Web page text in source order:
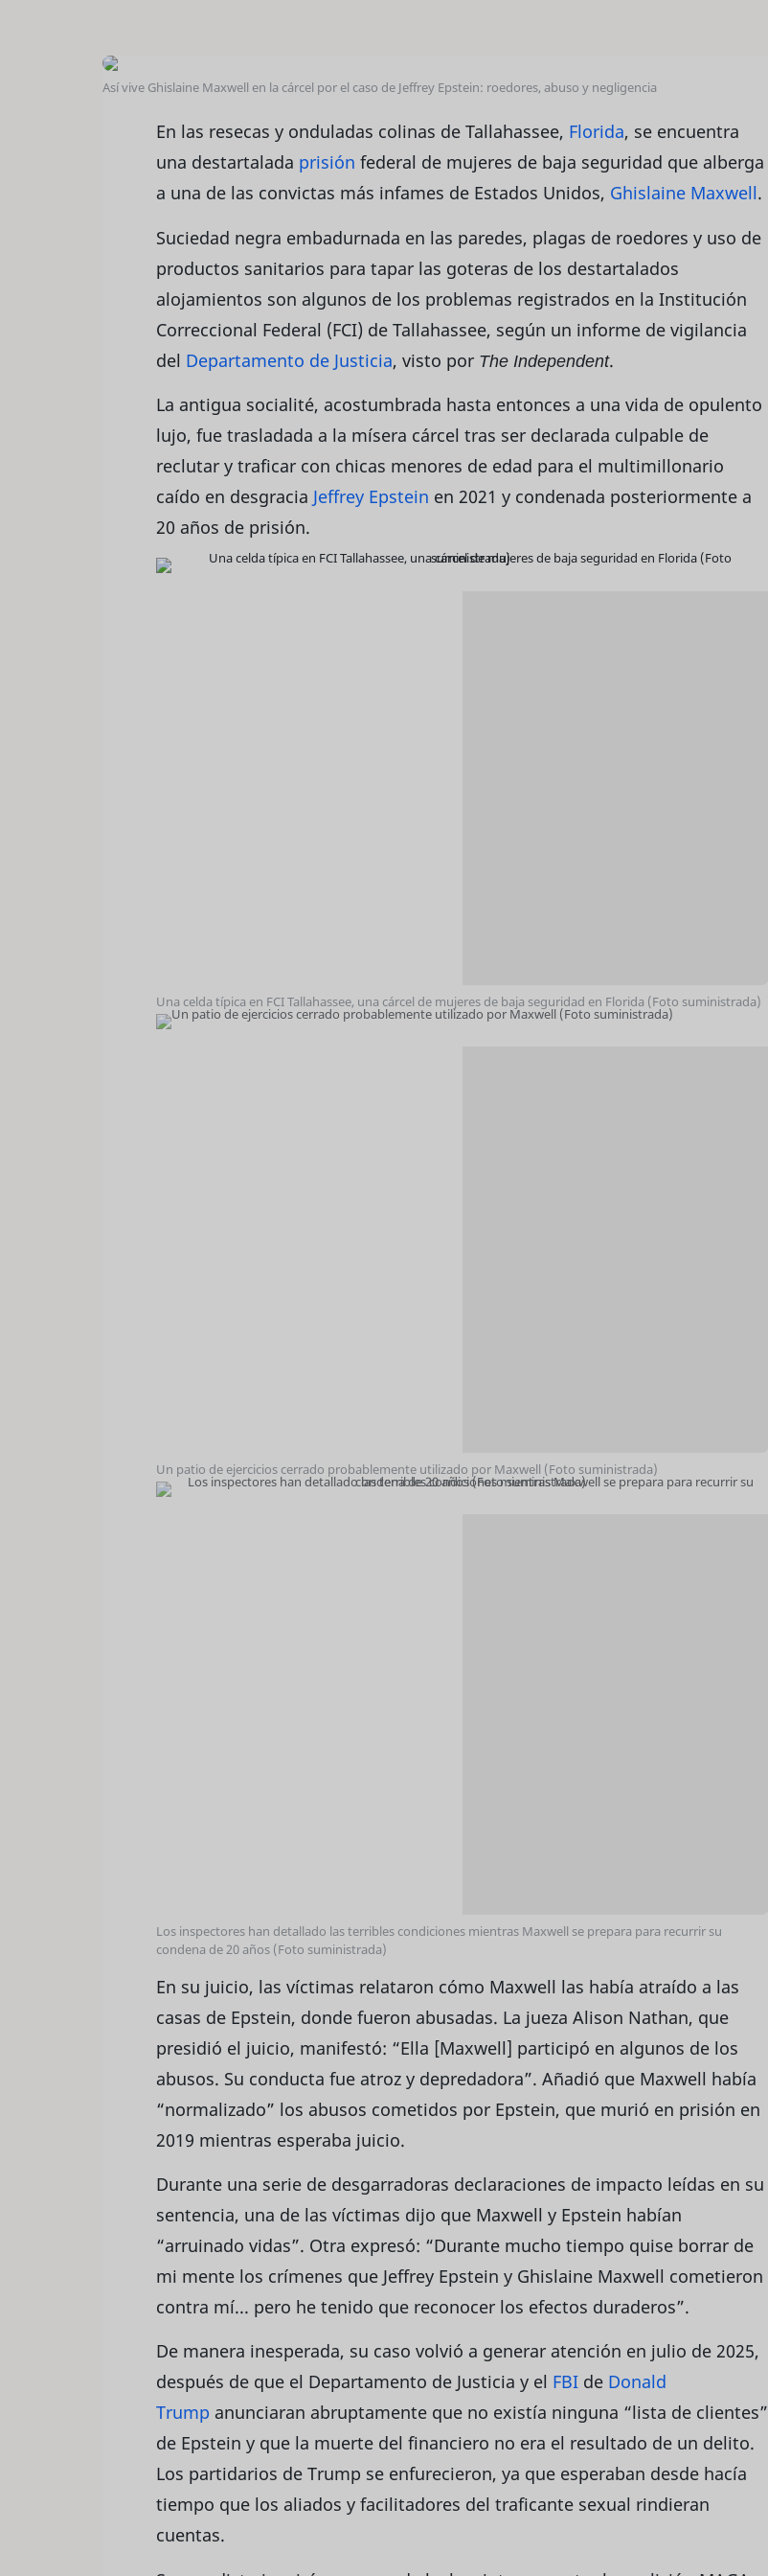
Así vive Ghislaine Maxwell en la cárcel por el caso de Jeffrey Epstein: roedores, abuso y negligencia
En las resecas y onduladas colinas de Tallahassee, Florida, se encuentra
una destartalada prisión federal de mujeres de baja seguridad que alberga
a una de las convictas más infames de Estados Unidos, Ghislaine Maxwell.
Suciedad negra embadurnada en las paredes, plagas de roedores y uso de
productos sanitarios para tapar las goteras de los destartalados
alojamientos son algunos de los problemas registrados en la Institución
Correccional Federal (FCI) de Tallahassee, según un informe de vigilancia
del Departamento de Justicia, visto por The Independent.
La antigua socialité, acostumbrada hasta entonces a una vida de opulento
lujo, fue trasladada a la mísera cárcel tras ser declarada culpable de
reclutar y traficar con chicas menores de edad para el multimillonario
caído en desgracia Jeffrey Epstein en 2021 y condenada posteriormente a
20 años de prisión.
Una celda típica en FCI Tallahassee, una cárcel de mujeres de baja seguridad en Florida (Foto suministrada)
Un patio de ejercicios cerrado probablemente utilizado por Maxwell (Foto suministrada)
Los inspectores han detallado las terribles condiciones mientras Maxwell se prepara para recurrir su
condena de 20 años (Foto suministrada)
En su juicio, las víctimas relataron cómo Maxwell las había atraído a las
casas de Epstein, donde fueron abusadas. La jueza Alison Nathan, que
presidió el juicio, manifestó: “Ella [Maxwell] participó en algunos de los
abusos. Su conducta fue atroz y depredadora”. Añadió que Maxwell había
“normalizado” los abusos cometidos por Epstein, que murió en prisión en
2019 mientras esperaba juicio.
Durante una serie de desgarradoras declaraciones de impacto leídas en su
sentencia, una de las víctimas dijo que Maxwell y Epstein habían
“arruinado vidas”. Otra expresó: “Durante mucho tiempo quise borrar de
mi mente los crímenes que Jeffrey Epstein y Ghislaine Maxwell cometieron
contra mí... pero he tenido que reconocer los efectos duraderos”.
De manera inesperada, su caso volvió a generar atención en julio de 2025,
después de que el Departamento de Justicia y el FBI de Donald
Trump anunciaran abruptamente que no existía ninguna “lista de clientes”
de Epstein y que la muerte del financiero no era el resultado de un delito.
Los partidarios de Trump se enfurecieron, ya que esperaban desde hacía
tiempo que los aliados y facilitadores del traficante sexual rindieran
cuentas.